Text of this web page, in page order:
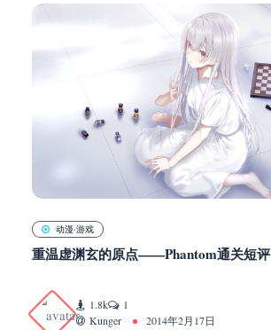
动漫·游戏
重温虚渊玄的原点——Phantom通关短评
1.8k
1
Kunger
2014年2月17日